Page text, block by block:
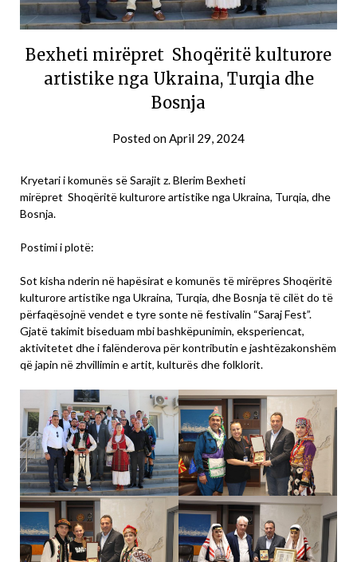
Bexheti mirëpret Shoqëritë kulturore
artistike nga Ukraina, Turqia dhe
Bosnja
Posted onApril 29, 2024
Kryetari i komunës së Sarajit z. Blerim Bexheti
mirëpret Shoqëritë kulturore artistike nga Ukraina, Turqia, dhe
Bosnja.
Postimi i plotë:
Sot kisha nderin në hapësirat e komunës të mirëpres Shoqëritë
kulturore artistike nga Ukraina, Turqia, dhe Bosnja të cilët do të
përfaqësojnë vendet e tyre sonte në festivalin “Saraj Fest”.
Gjatë takimit biseduam mbi bashkëpunimin, eksperiencat,
aktivitetet dhe i falënderova për kontributin e jashtëzakonshëm
që japin në zhvillimin e artit, kulturës dhe folklorit.